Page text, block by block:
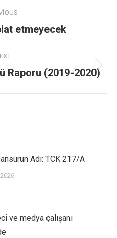
etmeyecek
Raporu (2019-2020)
Adı: TCK 217/A
ve medya çalışanı